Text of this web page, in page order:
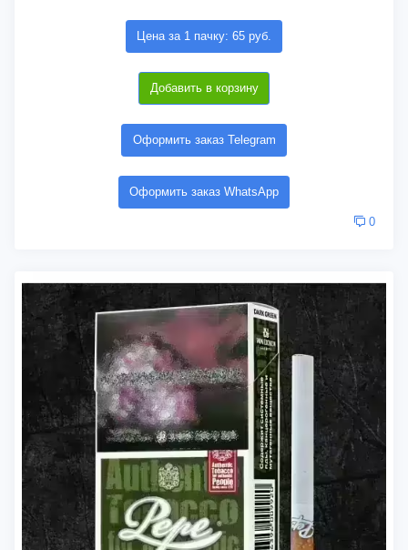
Цена за 1 пачку: 65 руб.
Добавить в корзину
Оформить заказ Telegram
Оформить заказ WhatsApp
0